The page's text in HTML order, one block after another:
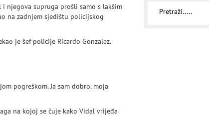
njegova supruga prošli samo s lakšim
na zadnjem sjedištu policijskog
je šef policije Ricardo Gonzalez.
pogreškom. Ja sam dobro, moja
na kojoj se čuje kako Vidal vrijeđa